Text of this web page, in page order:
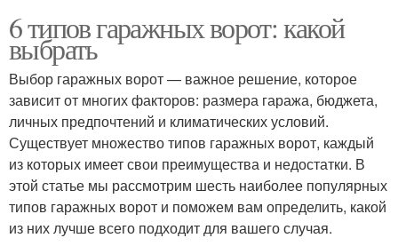
6 типов гаражных ворот: какой
выбрать
Выбор гаражных ворот — важное решение, которое
зависит от многих факторов: размера гаража, бюджета,
личных предпочтений и климатических условий.
Существует множество типов гаражных ворот, каждый
из которых имеет свои преимущества и недостатки. В
этой статье мы рассмотрим шесть наиболее популярных
типов гаражных ворот и поможем вам определить, какой
из них лучше всего подходит для вашего случая.